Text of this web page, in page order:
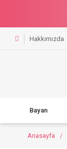
Hakkımızda
Bayan
Anasayfa